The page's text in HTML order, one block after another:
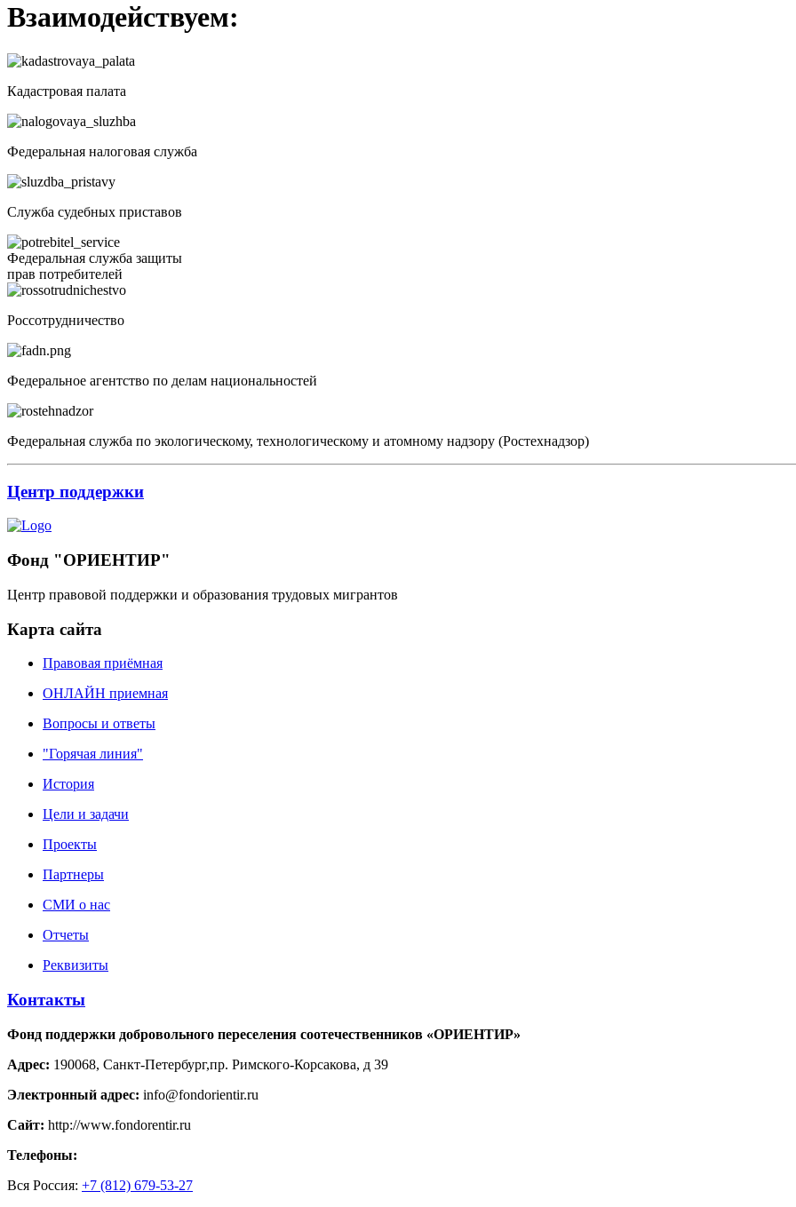
Взаимодействуем:
Кадастровая палата
Федеральная налоговая служба
Служба судебных приставов
Федеральная служба защиты
прав потребителей
Россотрудничество
Федеральное агентство по делам национальностей
Федеральная служба по экологическому, технологическому и атомному надзору (Ростехнадзор)
Центр поддержки
Фонд "ОРИЕНТИР"
Центр правовой поддержки и образования трудовых мигрантов
Карта сайта
Правовая приёмная
ОНЛАЙН приемная
Вопросы и ответы
"Горячая линия"
История
Цели и задачи
Проекты
Партнеры
СМИ о нас
Отчеты
Реквизиты
Контакты
Фонд поддержки добровольного переселения соотечественников «ОРИЕНТИР»
Адрес: 190068, Санкт-Петербург,пр. Римского-Корсакова, д 39
Электронный адрес: info@fondorientir.ru
Cайт: http://www.fondorentir.ru
Телефоны:
Вся Россия: +7 (812) 679-53-27